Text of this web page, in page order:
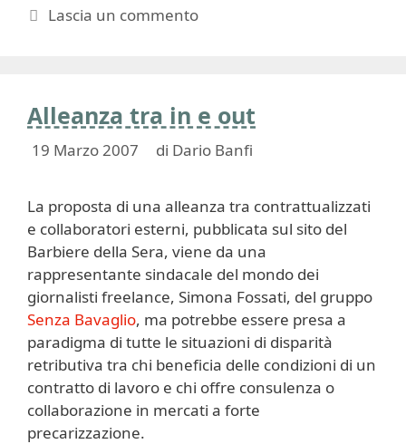
Lascia un commento
Alleanza tra in e out
19 Marzo 2007 di Dario Banfi
La proposta di una alleanza tra contrattualizzati
e collaboratori esterni, pubblicata sul sito del
Barbiere della Sera, viene da una
rappresentante sindacale del mondo dei
giornalisti freelance, Simona Fossati, del gruppo
Senza Bavaglio, ma potrebbe essere presa a
paradigma di tutte le situazioni di disparità
retributiva tra chi beneficia delle condizioni di un
contratto di lavoro e chi offre consulenza o
collaborazione in mercati a forte
precarizzazione.